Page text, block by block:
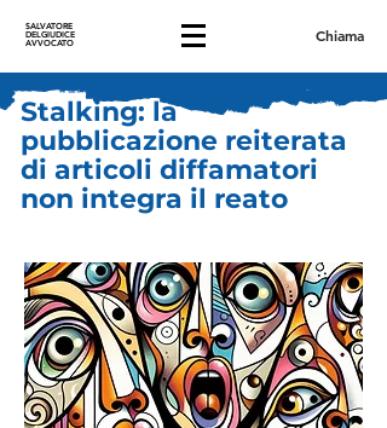
SALVATORE
DELGIUDICE
AVVOCATO Chiama
Stalking: la
pubblicazione reiterata
di articoli diffamatori
non integra il reato